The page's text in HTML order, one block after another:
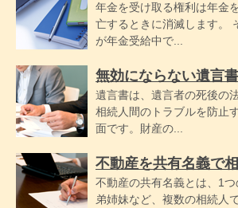
年金を受け取る権利は年金
亡するときに消滅します。
が年金受給中で...
無効にならない遺言
遺言書は、遺言者の死後の
相続人間のトラブルを防止
面です。財産の...
不動産を共有名義で
不動産の共有名義とは、1
弟姉妹など、複数の相続人